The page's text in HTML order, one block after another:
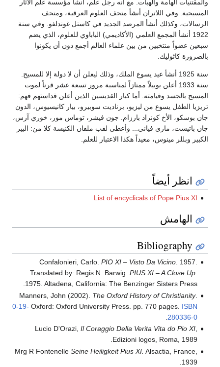
والمقتنيات الهامة والهبات. مع أنه رجل علم، أنشأ مؤسسة علم الآثار
المسيحية. وفي اللاتران أنشأ متحف العلوم العرقية، ومتحف
الرسالات، وكذلك أنشأ المرصد الجديد في كاستل غوندلفو. وفي سنة
1922 أنشأ المجمع العلمي (الأكاديمي) الباباوي للعلوم، الذي يضم
سبعين عضواً منتخبين من بين علماء العالم أجمع دون أن يكونوا
بالضرورة كاثوليك.
سنة 1925 أنشأ عيد يسوع الملك، وذلك ليعلن أن لا دولة إلا للمسيح.
سنة 1933 أعلن يوبيلاً ممتازاً لمناسبة مرور تسعة عشر قرناً لموت
المسيح بالجسد وقيامته. أما كبار القديسين الذين أعلن قداستهم فهم:
تريزيا الطفل يسوع من ليزيو، برناديت سوبيرو، بيار كانيسيوس، الدون
جان بوسكو، الأخ كونراد بارزام. جون فيشر، توماس مور، خوري آرس،
جان باتيست، ماري فياني... وأعطى لقب ملفان الكنيسة كلا من: البير
الكبير وبللر مينوس، معيداً هكذا الاعتبار للعلم.
انظر أيضاً
List of encyclicals of Pope Pius XI
الهامش
Bibliography
Confalonieri, Carlo. PIO XI – Visto Da Vicino. 1957.
Translated by: Regis N. Barwig. PIUS XI – A Close Up.
1975. Altadena, California: The Benzinger Sisters Press.
Manners, John (2002). The Oxford History of Christianity.
Oxford: Oxford University Press. pp. 770 pages. ISBN
0-19-
280336-0
Lucio D'Orazi, Il Coraggio Della Verita Vita do Pio XI,
Edizioni logos, Roma, 1989.
Mrg R Fontenelle Seine Heiligkeit Pius XI. Alsactia, France,
1939.